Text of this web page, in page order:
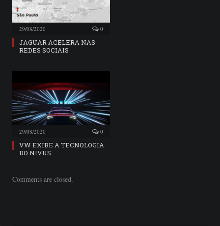
29/08/2020 0
JAGUAR ACELERA NAS
REDES SOCIAIS
29/08/2020 0
VW EXIBE A TECNOLOGIA
DO NIVUS
Comments are closed.